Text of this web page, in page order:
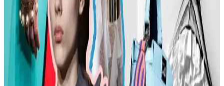
Kadın modasında renk uyumu, vücut şekline uygun giysiler, rahat
ayakkabılar ve aksesuar seçimi gibi konularda pratik öneriler
sunulmaktadır. Stil ikonlarından ilham alınarak sürdürülebilir moda
tercihleri vurgulanıyor.
Kemer Tokalarının Moda ve Kültürel Anlamları:
Şehir ve Kırsal Alanlarda Algı Farkları